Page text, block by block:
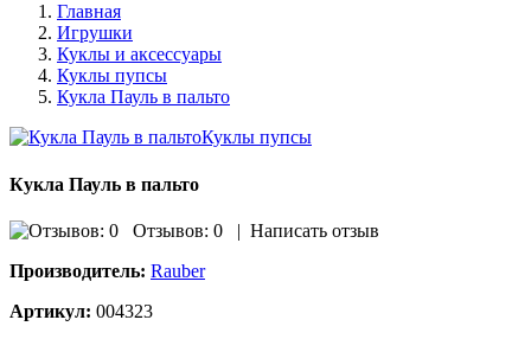
Главная
Игрушки
Куклы и аксессуары
Куклы пупсы
Кукла Пауль в пальто
Кукла Пауль в пальто
Отзывов: 0 | Написать отзыв
Производитель: Rauber
Артикул: 004323